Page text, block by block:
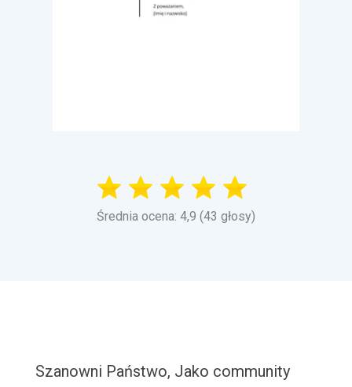
Średnia ocena: 4,9 (43 głosy)
Szanowni Państwo, Jako community